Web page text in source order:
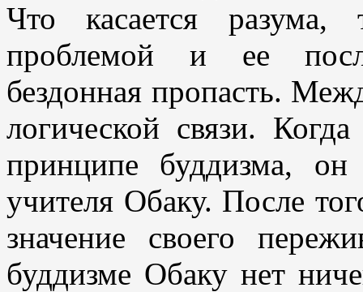
Что касается
проблемой и ее
бездонная пропасть.
логической связи.
принципе буддизма,
учителя Обаку. После
значение своего
буддизме Обаку нет